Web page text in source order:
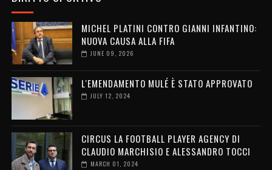
MICHEL PLATINI CONTRO GIANNI INFANTINO:
NUOVA CAUSA ALLA FIFA
JUNE 09, 2026
L'EMENDAMENTO MULÉ È STATO APPROVATO
JULY 12, 2024
CIRCUS LA FOOTBALL PLAYER AGENCY DI
CLAUDIO MARCHISIO E ALESSANDRO TOCCI
MARCH 01, 2024